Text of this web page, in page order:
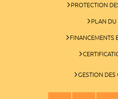
PROTECTION
PLAN DU
FINANCEMENTS
GESTION DES